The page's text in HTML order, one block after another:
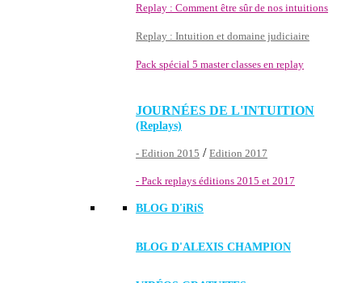
Replay : Comment être sûr de nos intuitions
Replay : Intuition et domaine judiciaire
Pack spécial 5 master classes en replay
JOURNÉES DE L'INTUITION
(Replays)
- Edition 2015 / Edition 2017
- Pack replays éditions 2015 et 2017
BLOG D'iRiS
BLOG D'ALEXIS CHAMPION